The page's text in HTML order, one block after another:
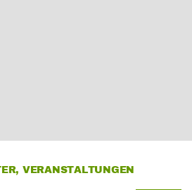
VERANSTALTUNGEN